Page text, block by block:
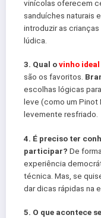
vinícolas oferecem
sanduíches naturais
introduzir as crianças
lúdica.
3. Qual ovinho ideal
são os favoritos.
escolhas lógicas
leve (como um Pinot
levemente resfriado.
4. É preciso ter
participar? De
experiência
técnica. Mas, se
dar dicas rápidas na
5. O que acontece